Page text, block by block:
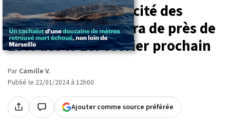
La facture d'électricité des
Français augmentera de près de
10% dès le 1er février prochain
Par Camille V.
Publié le 22/01/2024 à 12h00
Ajouter comme source préférée